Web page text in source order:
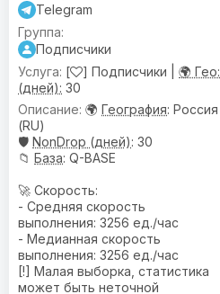
Telegram
Подписчики
[
] Подписчики | 🌍 Гео:
(дней): 30
🌍 География: Россия
(RU)
🛡️ NonDrop (дней): 30
📁 База: Q-BASE
🚀 Скорость:
- Средняя скорость
выполнения: 3256 ед./час
- Медианная скорость
выполнения: 3256 ед./час
[!] Малая выборка, статистика
может быть неточной